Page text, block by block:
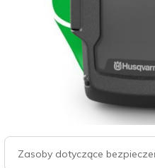
Zasoby dotyczące